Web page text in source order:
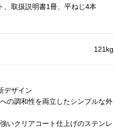
、取扱説明書1冊、平ねじ4本
121kg
デザイン
の調和性を両立したシンプルな外
いクリアコート仕上げのステンレ